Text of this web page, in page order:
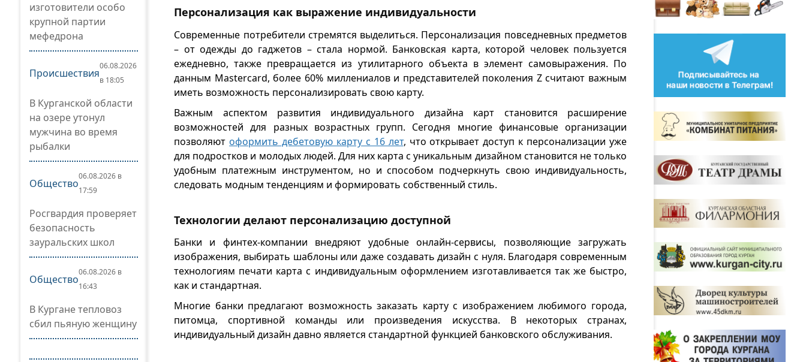
изготовители особо
крупной партии
мефедрона
Происшествия
06.08.2026
в 18:05
В Курганской области
на озере утонул
мужчина во время
рыбалки
Общество
06.08.2026 в
17:59
Росгвардия проверяет
безопасность
зауральских школ
Общество
06.08.2026 в
16:43
В Кургане тепловоз
сбил пьяную женщину
Персонализация как выражение индивидуальности
Современные потребители стремятся выделиться. Персонализация повседневных предметов
– от одежды до гаджетов – стала нормой. Банковская карта, которой человек пользуется
ежедневно, также превращается из утилитарного объекта в элемент самовыражения. По
данным Mastercard, более 60% миллениалов и представителей поколения Z считают важным
иметь возможность персонализировать свою карту.
Важным аспектом развития индивидуального дизайна карт становится расширение
возможностей для разных возрастных групп. Сегодня многие финансовые организации
позволяют оформить дебетовую карту с 16 лет, что открывает доступ к персонализации уже
для подростков и молодых людей. Для них карта с уникальным дизайном становится не только
удобным платежным инструментом, но и способом подчеркнуть свою индивидуальность,
следовать модным тенденциям и формировать собственный стиль.
Технологии делают персонализацию доступной
Банки и финтех-компании внедряют удобные онлайн-сервисы, позволяющие загружать
изображения, выбирать шаблоны или даже создавать дизайн с нуля. Благодаря современным
технологиям печати карта с индивидуальным оформлением изготавливается так же быстро,
как и стандартная.
Многие банки предлагают возможность заказать карту с изображением любимого города,
питомца, спортивной команды или произведения искусства. В некоторых странах,
индивидуальный дизайн давно является стандартной функцией банковского обслуживания.